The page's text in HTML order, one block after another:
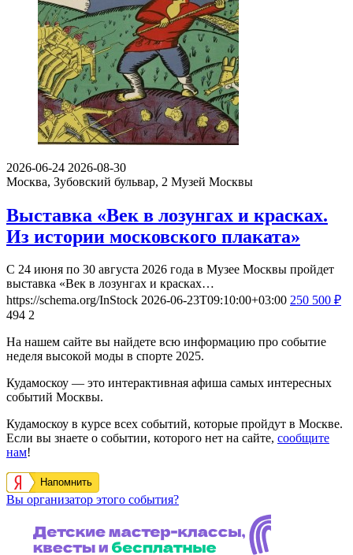
2026-06-24 2026-08-30
Москва, Зубовский бульвар, 2 Музей Москвы
Выставка «Век в лозунгах и красках.
Из истории московского плаката»
С 24 июня по 30 августа 2026 года в Музее Москвы пройдет
выставка «Век в лозунгах и красках…
https://schema.org/InStock 2026-06-23T09:10:00+03:00 250 500 ₽
494 2
На нашем сайте вы найдете всю информацию про событие
неделя высокой моды в спорте 2025.
Кудамоскоу — это интерактивная афиша самых интересных
событий Москвы.
Кудамоскоу в курсе всех событий, которые пройдут в Москве.
Если вы знаете о событии, которого нет на сайте, сообщите
нам!
Напомнить
Вы организатор этого события?